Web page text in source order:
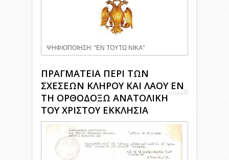
ΨΗΦΙΟΠΟΙΗΣΗ: ''ΕΝ ΤΟΥΤΩ ΝΙΚΑ''
ΠΡΑΓΜΑΤΕΙΑ ΠΕΡΙ ΤΩΝ
ΣΧΕΣΕΩΝ ΚΛΗΡΟΥ ΚΑΙ ΛΑΟΥ ΕΝ
ΤΗ ΟΡΘΟΔΟΞΩ ΑΝΑΤΟΛΙΚΗ
ΤΟΥ ΧΡΙΣΤΟΥ ΕΚΚΛΗΣΙΑ